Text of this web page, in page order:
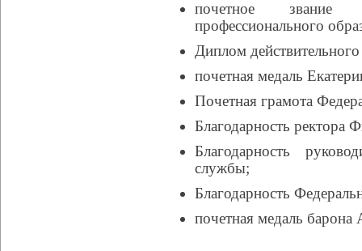
почетное звание
профессионального
Диплом
почетная медаль
Почетная грамота
Благодарность ректора
Благодарность
службы;
Благодарность
почетная медаль